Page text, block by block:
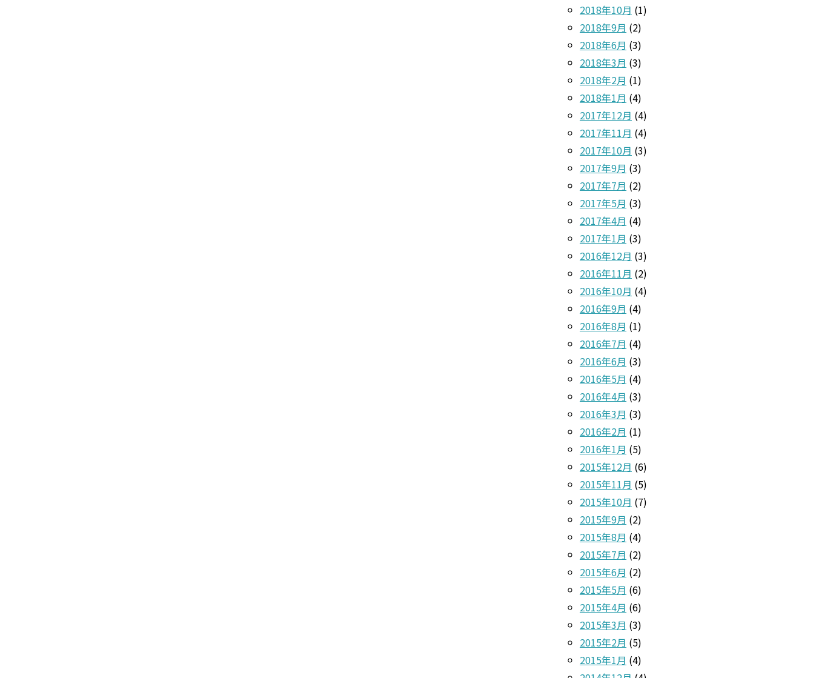
2018年10月 (1)
2018年9月 (2)
2018年6月 (3)
2018年3月 (3)
2018年2月 (1)
2018年1月 (4)
2017年12月 (4)
2017年11月 (4)
2017年10月 (3)
2017年9月 (3)
2017年7月 (2)
2017年5月 (3)
2017年4月 (4)
2017年1月 (3)
2016年12月 (3)
2016年11月 (2)
2016年10月 (4)
2016年9月 (4)
2016年8月 (1)
2016年7月 (4)
2016年6月 (3)
2016年5月 (4)
2016年4月 (3)
2016年3月 (3)
2016年2月 (1)
2016年1月 (5)
2015年12月 (6)
2015年11月 (5)
2015年10月 (7)
2015年9月 (2)
2015年8月 (4)
2015年7月 (2)
2015年6月 (2)
2015年5月 (6)
2015年4月 (6)
2015年3月 (3)
2015年2月 (5)
2015年1月 (4)